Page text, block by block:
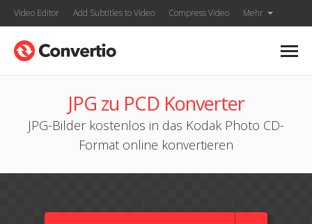
Video Editor Add Subtitles to Video Compress Video Mehr
JPG zu PCD Konverter
JPG-Bilder kostenlos in das Kodak Photo CD-
Format online konvertieren